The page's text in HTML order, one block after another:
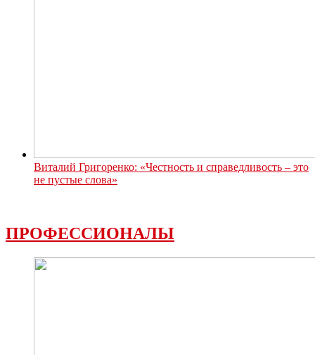
Виталий Григоренко: «Честность и справедливость – это
не пустые слова»
ПРОФЕССИОНАЛЫ